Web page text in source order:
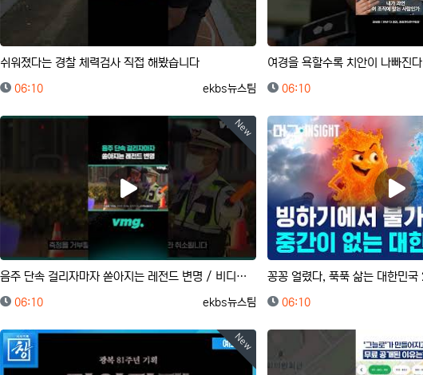
쉬워졌다는 경찰 체력검사 직접 해봤습니다
등록일
06:10 등록자
ekbs뉴스팀
여경을 욕할수록 치안이 나빠진다
등록일
06:10
New
음주 단속 걸리자마자 쏟아지는 레전드 변명 / 비디오머그 #shorts
등록일
06:10 등록자
ekbs뉴스팀 등록일
06:10
New